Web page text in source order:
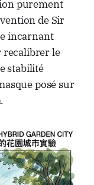
purement
de Sir
incarnant
recalibrer le
stabilité
posé sur